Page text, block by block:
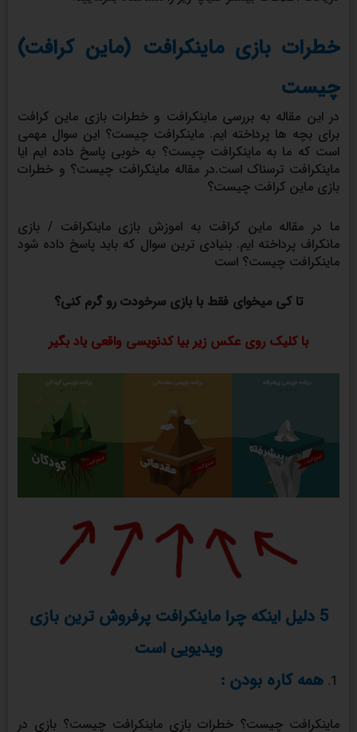
خطرات بازی ماینکرافت (ماین کرافت)
چیست
در این مقاله به بررسی ماینکرافت و خطرات بازی ماین کرافت
برای بچه ها پرداخته ایم. ماینکرافت چیست؟ این سوال مهمی
است که ما به ماینکرافت چیست؟ به خوبی پاسخ داده ایم ایا
ماینکرافت ترسناک است.در مقاله ماینکرافت چیست؟ و خطرات
بازی ماین کرافت چیست؟
ما در مقاله ماین کرافت به اموزش بازی ماینکرافت / بازی
مانکراف پرداخته ایم. بنیادی ترین سوال که باید پاسخ داده شود
ماینکرافت چیست؟ است
تا کی میخوای فقط با بازی سرخودت رو گرم کنی؟
با کلیک روی عکس زیر بیا کدنویسی واقعی یاد بگیر
5 دلیل اینکه چرا ماینکرافت پرفروش ترین بازی
ویدیویی است
همه کاره بودن :
ماینکرافت چیست؟ خطرات بازی ماینکرافت چیست؟ بازی در